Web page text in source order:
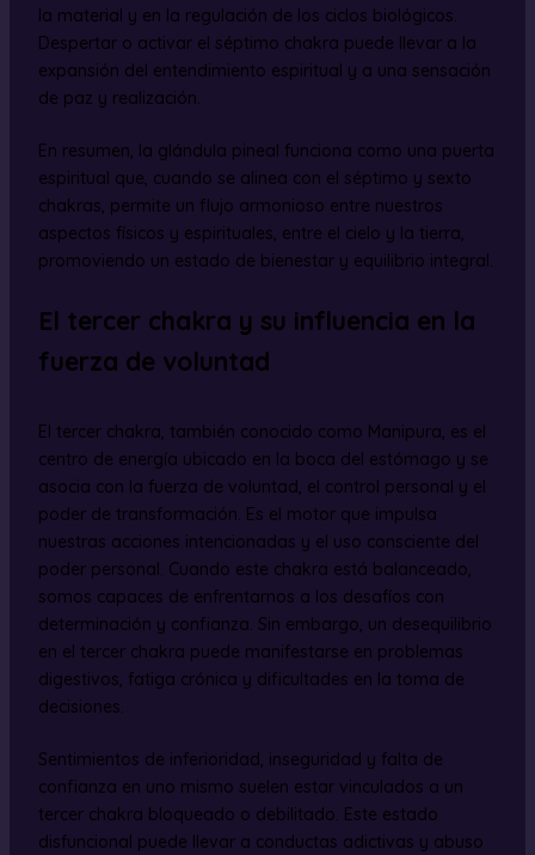
la material y en la regulación de los ciclos biológicos.
Despertar o activar el séptimo chakra puede llevar a la
expansión del entendimiento espiritual y a una sensación
de paz y realización.
En resumen, la glándula pineal funciona como una puerta
espiritual que, cuando se alinea con el séptimo y sexto
chakras, permite un flujo armonioso entre nuestros
aspectos físicos y espirituales, entre el cielo y la tierra,
promoviendo un estado de bienestar y equilibrio integral.
El tercer chakra y su influencia en la
fuerza de voluntad
El tercer chakra, también conocido como Manipura, es el
centro de energía ubicado en la boca del estómago y se
asocia con la fuerza de voluntad, el control personal y el
poder de transformación. Es el motor que impulsa
nuestras acciones intencionadas y el uso consciente del
poder personal. Cuando este chakra está balanceado,
somos capaces de enfrentarnos a los desafíos con
determinación y confianza. Sin embargo, un desequilibrio
en el tercer chakra puede manifestarse en problemas
digestivos, fatiga crónica y dificultades en la toma de
decisiones.
Sentimientos de inferioridad, inseguridad y falta de
confianza en uno mismo suelen estar vinculados a un
tercer chakra bloqueado o debilitado. Este estado
disfuncional puede llevar a conductas adictivas y abuso